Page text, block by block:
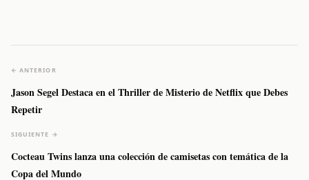
← ANTERIOR
Jason Segel Destaca en el Thriller de Misterio de Netflix que Debes
Repetir
SIGUIENTE →
Cocteau Twins lanza una colección de camisetas con temática de la
Copa del Mundo